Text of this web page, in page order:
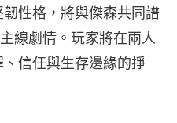
性格，將與傑森共同譜
線劇情。玩家將在兩人
信任與生存邊緣的掙